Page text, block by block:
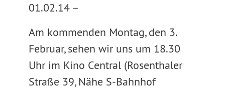
01.02.14 –
Am kommenden Montag, den 3.
Februar, sehen wir uns um 18.30
Uhr im Kino Central (Rosenthaler
Straße 39, Nähe S-Bahnhof